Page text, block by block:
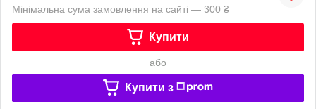
Мінімальна сума замовлення на сайті — 300 ₴
Купити
або
Купити з